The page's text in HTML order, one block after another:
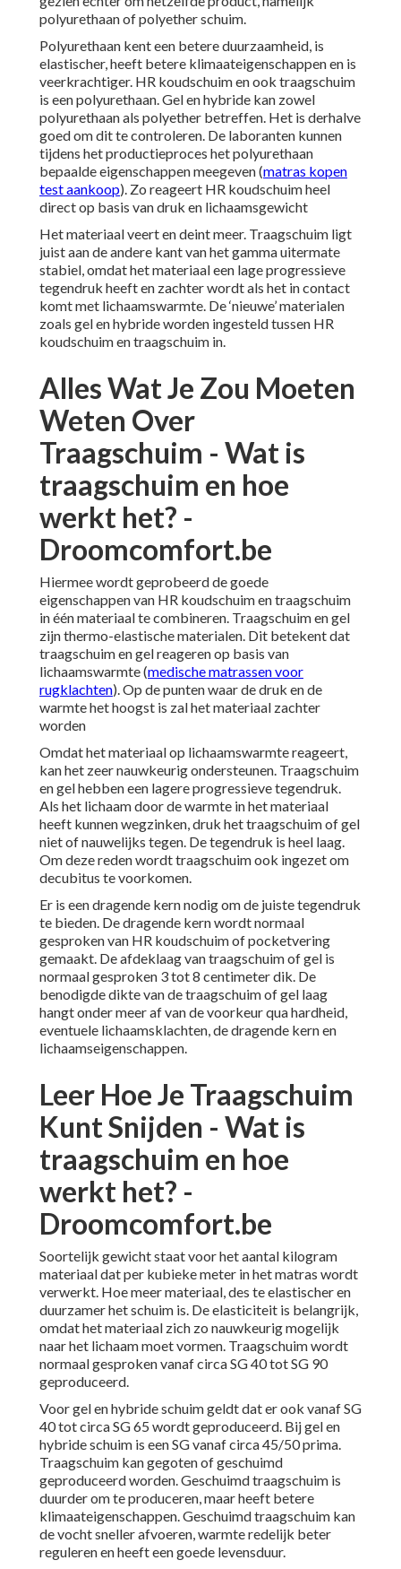
polyurethaan of polyether schuim.
Polyurethaan kent een betere duurzaamheid, is
elastischer, heeft betere klimaateigenschappen en is
veerkrachtiger. HR koudschuim en ook traagschuim
is een polyurethaan. Gel en hybride kan zowel
polyurethaan als polyether betreffen. Het is derhalve
goed om dit te controleren. De laboranten kunnen
tijdens het productieproces het polyurethaan
bepaalde eigenschappen meegeven (matras kopen
test aankoop). Zo reageert HR koudschuim heel
direct op basis van druk en lichaamsgewicht
Het materiaal veert en deint meer. Traagschuim ligt
juist aan de andere kant van het gamma uitermate
stabiel, omdat het materiaal een lage progressieve
tegendruk heeft en zachter wordt als het in contact
komt met lichaamswarmte. De ‘nieuwe’ materialen
zoals gel en hybride worden ingesteld tussen HR
koudschuim en traagschuim in.
Alles Wat Je Zou Moeten
Weten Over
Traagschuim - Wat is
traagschuim en hoe
werkt het? -
Droomcomfort.be
Hiermee wordt geprobeerd de goede
eigenschappen van HR koudschuim en traagschuim
in één materiaal te combineren. Traagschuim en gel
zijn thermo-elastische materialen. Dit betekent dat
traagschuim en gel reageren op basis van
lichaamswarmte (medische matrassen voor
rugklachten). Op de punten waar de druk en de
warmte het hoogst is zal het materiaal zachter
worden
Omdat het materiaal op lichaamswarmte reageert,
kan het zeer nauwkeurig ondersteunen. Traagschuim
en gel hebben een lagere progressieve tegendruk.
Als het lichaam door de warmte in het materiaal
heeft kunnen wegzinken, druk het traagschuim of gel
niet of nauwelijks tegen. De tegendruk is heel laag.
Om deze reden wordt traagschuim ook ingezet om
decubitus te voorkomen.
Er is een dragende kern nodig om de juiste tegendruk
te bieden. De dragende kern wordt normaal
gesproken van HR koudschuim of pocketvering
gemaakt. De afdeklaag van traagschuim of gel is
normaal gesproken 3 tot 8 centimeter dik. De
benodigde dikte van de traagschuim of gel laag
hangt onder meer af van de voorkeur qua hardheid,
eventuele lichaamsklachten, de dragende kern en
lichaamseigenschappen.
Leer Hoe Je Traagschuim
Kunt Snijden - Wat is
traagschuim en hoe
werkt het? -
Droomcomfort.be
Soortelijk gewicht staat voor het aantal kilogram
materiaal dat per kubieke meter in het matras wordt
verwerkt. Hoe meer materiaal, des te elastischer en
duurzamer het schuim is. De elasticiteit is belangrijk,
omdat het materiaal zich zo nauwkeurig mogelijk
naar het lichaam moet vormen. Traagschuim wordt
normaal gesproken vanaf circa SG 40 tot SG 90
geproduceerd.
Voor gel en hybride schuim geldt dat er ook vanaf SG
40 tot circa SG 65 wordt geproduceerd. Bij gel en
hybride schuim is een SG vanaf circa 45/50 prima.
Traagschuim kan gegoten of geschuimd
geproduceerd worden. Geschuimd traagschuim is
duurder om te produceren, maar heeft betere
klimaateigenschappen. Geschuimd traagschuim kan
de vocht sneller afvoeren, warmte redelijk beter
reguleren en heeft een goede levensduur.